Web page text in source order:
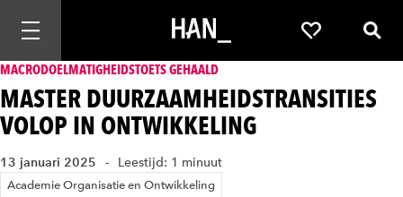
Mobiele navigatie openen Favorieten
MACRODOELMATIGHEIDSTOETS GEHAALD
MASTER DUURZAAMHEIDSTRANSITIES
VOLOP IN ONTWIKKELING
13 januari 2025 Leestijd: 1 minuut
Academie Organisatie en Ontwikkeling